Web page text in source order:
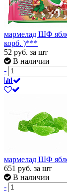
мармелад ШФ
корб. )***
52 руб. за шт
В наличии
-
мармелад ШФ
651 руб. за шт
В наличии
-